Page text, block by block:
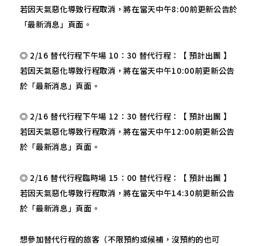
若因天氣惡化導致行程取消，將在當天中午8:00前更新公告於
「最新消息」頁面。
◎ 2/16 替代行程下午場 10：30 替代行程：【 預計出團 】
若因天氣惡化導致行程取消，將在當天中午10:00前更新公告
於「最新消息」頁面。
◎ 2/16 替代行程下午場 12：30 替代行程：【 預計出團 】
若因天氣惡化導致行程取消，將在當天中午12:00前更新公告
於「最新消息」頁面。
◎ 2/16 替代行程臨時場 15：00 替代行程：【 預計出團 】
若因天氣惡化導致行程取消，將在當天中午14:30前更新公告
於「最新消息」頁面。
想參加替代行程的旅客（不限預約或候補，沒預約的也可